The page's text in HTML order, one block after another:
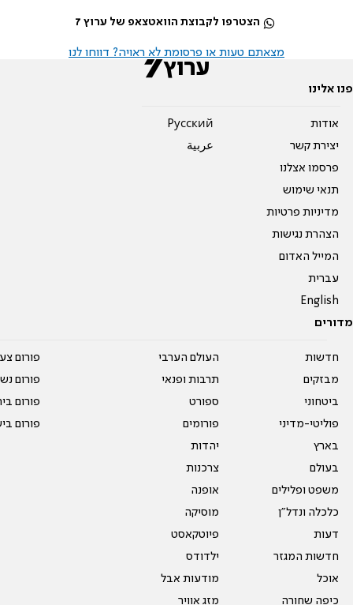
הצטרפו לקבוצת הוואטצאפ של ערוץ 7
מצאתם טעות או פרסומת לא ראויה? דווחו לנו
פנו אלינו
אודות
יצירת קשר
פרסמו אצלנו
תנאי שימוש
מדיניות פרטיות
הצהרת נגישות
המייל האדום
עברית
English
Pусский
عربية
מדורים
חדשות
מבזקים
ביטחוני
פוליטי-מדיני
בארץ
בעולם
משפט ופלילים
כלכלה ונדל"ן
דעות
חדשות המגזר
אוכל
כיפה שחורה
העולם הערבי
תרבות ופנאי
ספורט
פורומים
יהדות
צרכנות
אופנה
מוסיקה
פיוטקאסט
ילדודס
מודעות אבל
מזג אוויר
פורום
פורום
פורום
פורום